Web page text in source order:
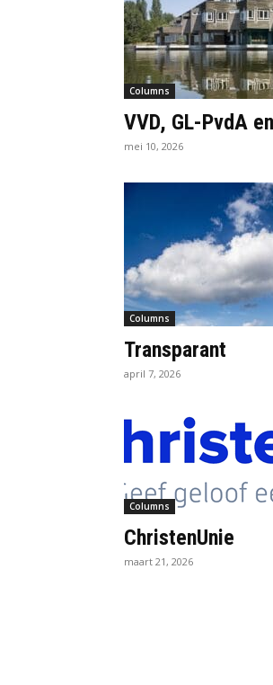
Columns
VVD, GL-PvdA
mei 10, 2026
Columns
Transparant
april 7, 2026
Columns
ChristenUnie
maart 21, 2026